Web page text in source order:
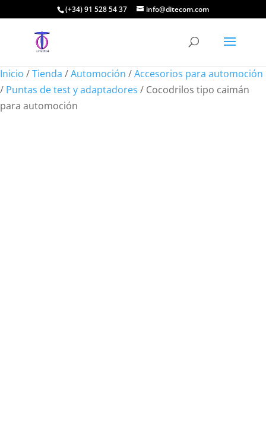
(+34) 91 528 54 37 info@ditecom.com
Inicio /Tienda /Automoción /Accesorios para automoción
/ Puntas de test y adaptadores / Cocodrilos tipo caimán
para automoción